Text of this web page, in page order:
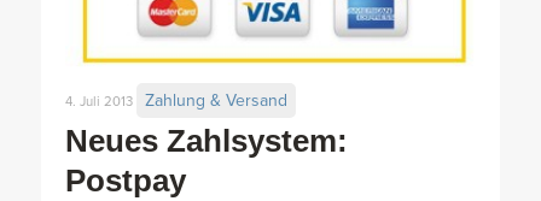
Neues Zahlsystem:
Postpay
4. Juli 2013 Zahlung & Versand